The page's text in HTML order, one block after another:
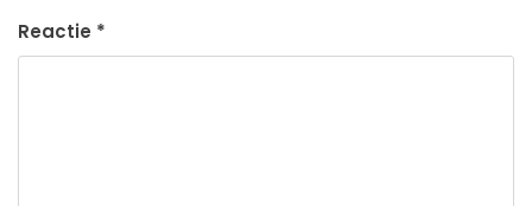
Reactie *